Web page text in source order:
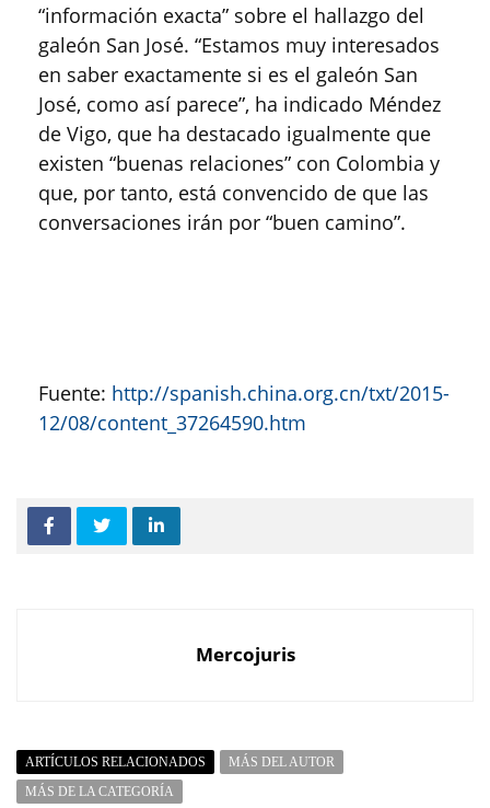
“información exacta” sobre el hallazgo del
galeón San José. “Estamos muy interesados
en saber exactamente si es el galeón San
José, como así parece”, ha indicado Méndez
de Vigo, que ha destacado igualmente que
existen “buenas relaciones” con Colombia y
que, por tanto, está convencido de que las
conversaciones irán por “buen camino”.
Fuente: http://spanish.china.org.cn/txt/2015-
12/08/content_37264590.htm
Mercojuris
ARTÍCULOS RELACIONADOS
MÁS DEL AUTOR
MÁS DE LA CATEGORÍA